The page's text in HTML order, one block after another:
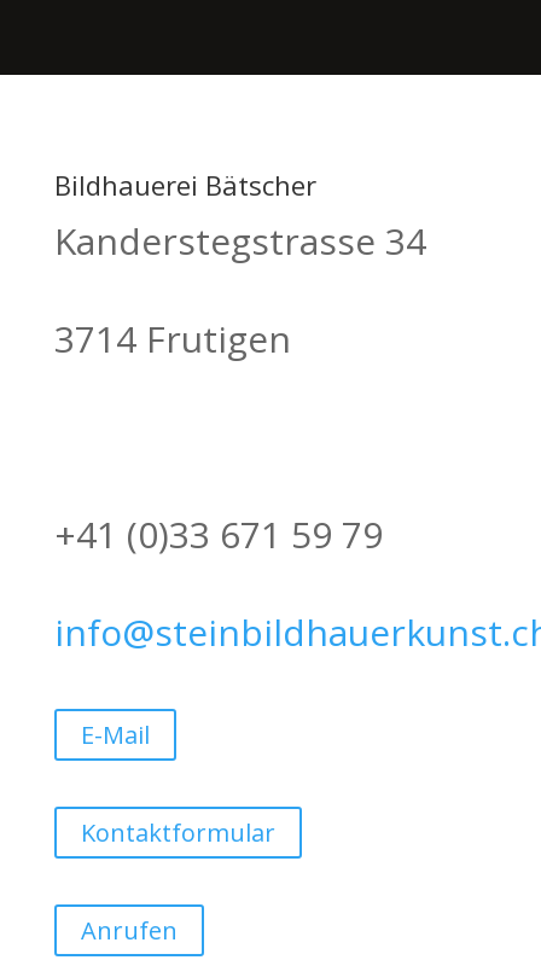
Bildhauerei Bätscher
Kanderstegstrasse 34
3714 Frutigen
+41 (0)33 671 59 79
E-Mail
Kontaktformular
Anrufen